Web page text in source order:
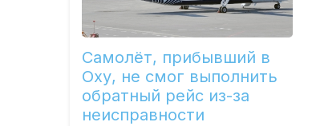
Самолёт, прибывший в
Оху, не смог выполнить
обратный рейс из-за
неисправности